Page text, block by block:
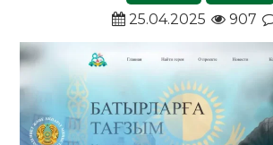
25.04.2025
907